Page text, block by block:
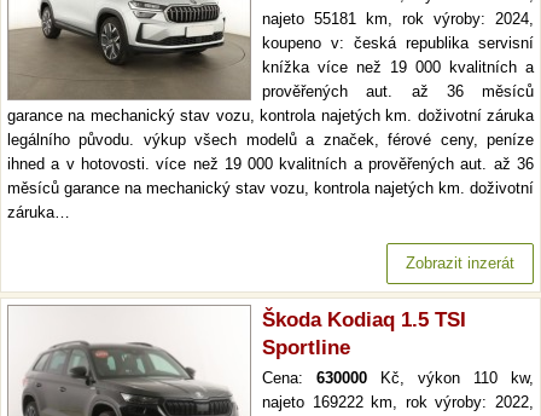
najeto 55181 km, rok výroby: 2024,
koupeno v: česká republika servisní
knížka více než 19 000 kvalitních a
prověřených aut. až 36 měsíců
garance na mechanický stav vozu, kontrola najetých km. doživotní záruka
legálního původu. výkup všech modelů a značek, férové ceny, peníze
ihned a v hotovosti. více než 19 000 kvalitních a prověřených aut. až 36
měsíců garance na mechanický stav vozu, kontrola najetých km. doživotní
záruka…
Zobrazit inzerát
Škoda Kodiaq 1.5 TSI
Sportline
Cena: 630000 Kč, výkon 110 kw,
najeto 169222 km, rok výroby: 2022,